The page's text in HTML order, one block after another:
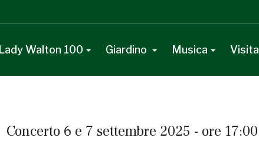
Lady Walton 100 Giardino Musica Visita
Concerto 6 e 7 settembre 2025 - ore 17:00